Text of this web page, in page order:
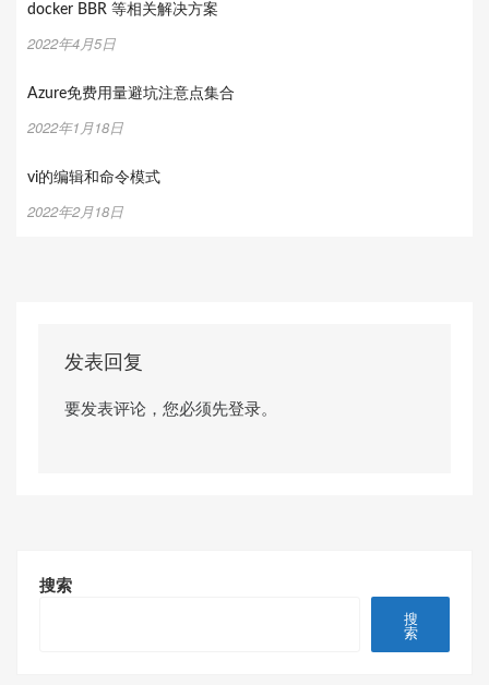
docker BBR 等相关解决方案
2022年4月5日
Azure免费用量避坑注意点集合
2022年1月18日
vi的编辑和命令模式
2022年2月18日
发表回复
要发表评论，您必须先登录。
搜索
搜
索